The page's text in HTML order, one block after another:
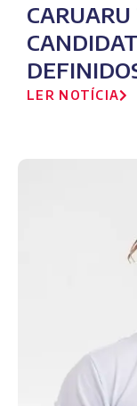
LER NOTÍCIA